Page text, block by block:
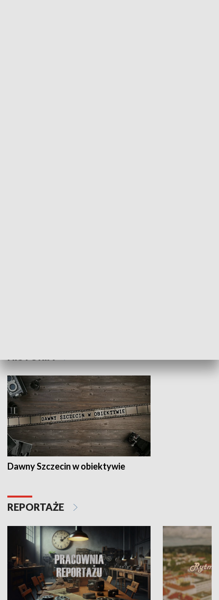
Dawny Szczecin w obiektywie
REPORTAŻE